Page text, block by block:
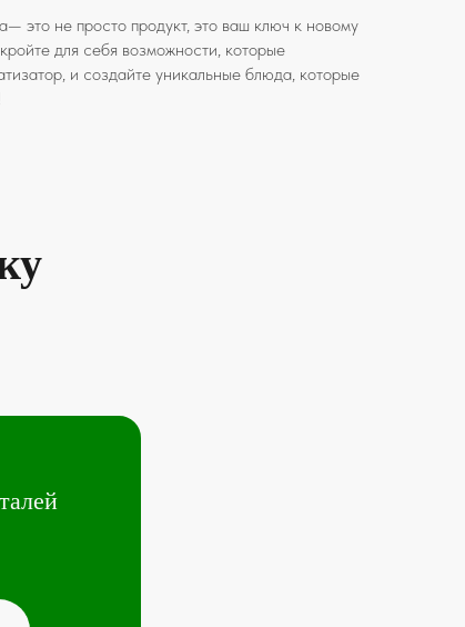
это не просто продукт, это ваш ключ к новому
для себя возможности, которые
и создайте уникальные блюда, которые